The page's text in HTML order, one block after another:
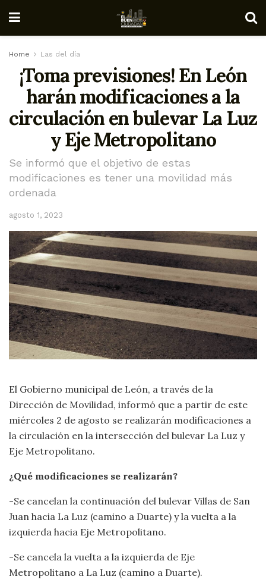
Home Las del día
¡Toma previsiones! En León
harán modificaciones a la
circulación en bulevar La Luz
y Eje Metropolitano
Se informó que el objetivo de estas
modificaciones es tener una movilidad más
ordenada
agosto 1, 2023
El Gobierno municipal de León, a través de la
Dirección de Movilidad, informó que a partir de este
miércoles 2 de agosto se realizarán modificaciones a
la circulación en la intersección del bulevar La Luz y
Eje Metropolitano.
¿Qué modificaciones se realizarán?
-Se cancelan la continuación del bulevar Villas de San
Juan hacia La Luz (camino a Duarte) y la vuelta a la
izquierda hacia Eje Metropolitano.
-Se cancela la vuelta a la izquierda de Eje
Metropolitano a La Luz (camino a Duarte).